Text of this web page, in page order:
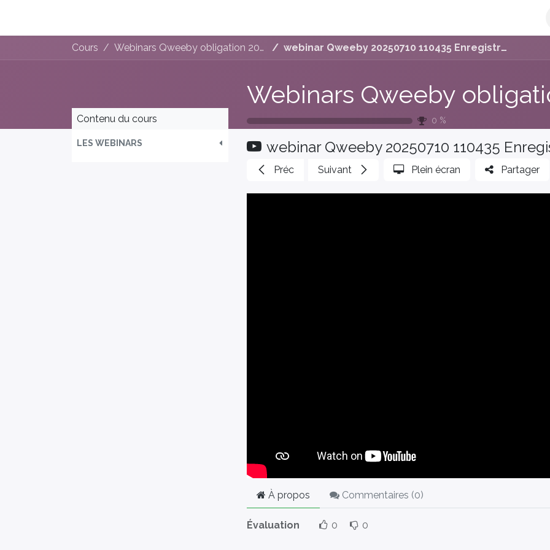
Cours Webinars Qweeby obligation 2026 (Septembre) webinar Qweeby 20250710 110435 Enregistrement de la réunion
0 %
Contenu du cours
LES WEBINARS webinar Qweeby 20250710 110435
Préc Suivant Plein écran Partager
À propos Commentaires (0)
Évaluation 0 0